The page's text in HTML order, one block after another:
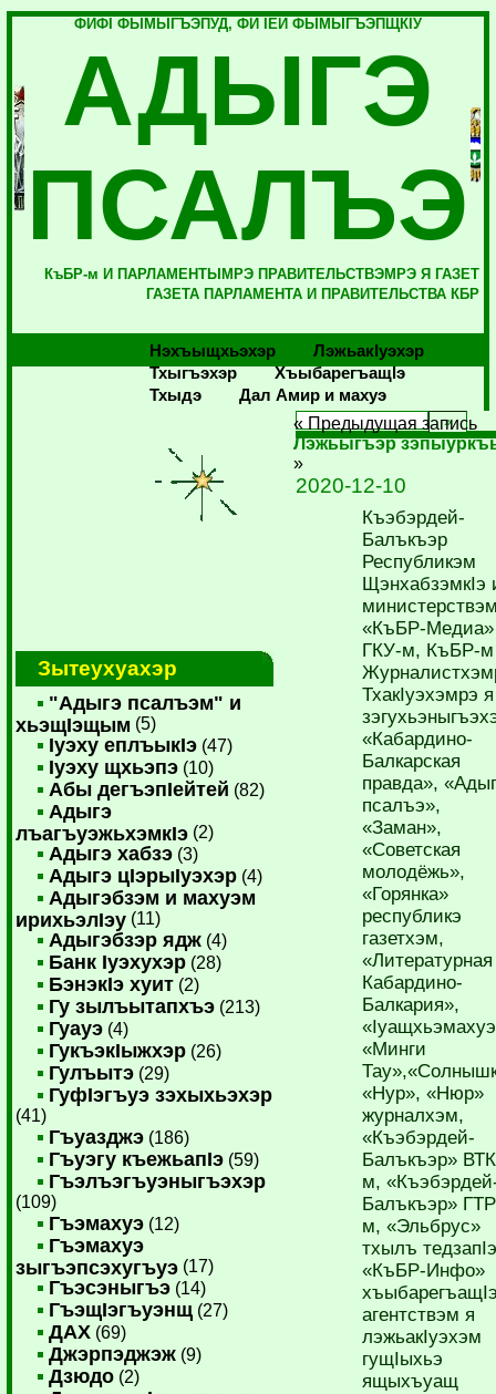
ФИФI ФЫМЫГЪЭПУД, ФИ IЕЙ ФЫМЫГЪЭПЩКIУ
АДЫГЭ
ПСАЛЪЭ
КъБР-м И ПАРЛАМЕНТЫМРЭ ПРАВИТЕЛЬСТВЭМРЭ Я ГАЗЕТ
ГАЗЕТА ПАРЛАМЕНТА И ПРАВИТЕЛЬСТВА КБР
Нэхъыщхьэхэр
Лэжьакlуэхэр
Тхыгъэхэр
Хъыбарегъащlэ
Тхыдэ
Дал Амир и махуэ
Зытеухуахэр
"Адыгэ псалъэм" и
хьэщIэщым (5)
Iуэху еплъыкIэ (47)
Iуэху щхьэпэ (10)
Абы дегъэпIейтей (82)
Адыгэ
лъагъуэжьхэмкIэ (2)
Адыгэ хабзэ (3)
Адыгэ цIэрыIуэхэр (4)
Адыгэбзэм и махуэм
ирихьэлIэу (11)
Адыгэбзэр ядж (4)
Банк Iуэхухэр (28)
БэнэкIэ хуит (2)
Гу зылъытапхъэ (213)
Гуауэ (4)
ГукъэкIыжхэр (26)
Гулъытэ (29)
ГуфIэгъуэ зэхыхьэхэр
(41)
Гъуазджэ (186)
Гъуэгу къежьапIэ (59)
Гъэлъэгъуэныгъэхэр
(109)
Гъэмахуэ (12)
Гъэмахуэ
зыгъэпсэхугъуэ (17)
Гъэсэныгъэ (14)
ГъэщIэгъуэнщ (27)
ДАХ (69)
Джэрпэджэж (9)
Дзюдо (2)
« Предыдущая запись
Лэжьыгъэр
»
2020-12-10
Къэбэрдей-
Балъкъэр
Республикэм
ЩэнхабзэмкIэ
«КъБР-Медиа»
ГКУ-м, КъБР-
ТхакIуэхэмрэ я
«Кабардино-
Балкарская
правда»,
псалъэ»,
«Заман»,
«Советская
молодёжь»,
«Горянка»
республикэ
газетхэм,
«Литературная
Кабардино-
Балкария»,
«Минги
«Нур», «Нюр»
журналхэм,
«Къэбэрдей-
Балъкъэр»
м,
Балъкъэр»
м, «Эльбрус»
тхылъ
«КъБР-Инфо»
агентствэм я
лэжьакIуэхэм
гущIыхьэ
ящыхъуащ